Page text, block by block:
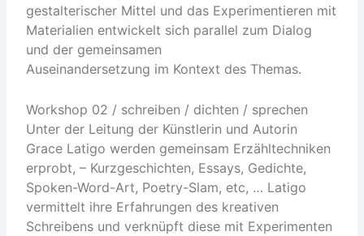
gestalterischer Mittel und das Experimentieren mit
Materialien entwickelt sich parallel zum Dialog
und der gemeinsamen
Auseinandersetzung im Kontext des Themas.
Workshop 02 / schreiben / dichten / sprechen
Unter der Leitung der Künstlerin und Autorin
Grace Latigo werden gemeinsam Erzähltechniken
erprobt, – Kurzgeschichten, Essays, Gedichte,
Spoken-Word-Art, Poetry-Slam, etc, … Latigo
vermittelt ihre Erfahrungen des kreativen
Schreibens und verknüpft diese mit Experimenten